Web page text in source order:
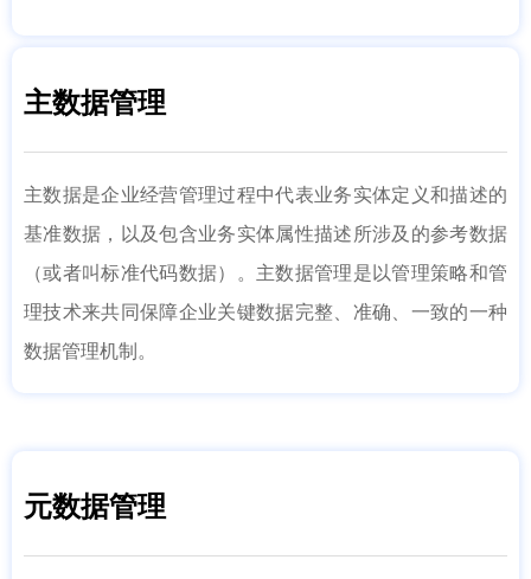
主数据管理
主数据是企业经营管理过程中代表业务实体定义和描述的
基准数据，以及包含业务实体属性描述所涉及的参考数据
（或者叫标准代码数据）。主数据管理是以管理策略和管
理技术来共同保障企业关键数据完整、准确、一致的一种
数据管理机制。
元数据管理